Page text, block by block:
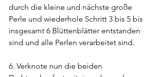
durch die kleine und nächste große
Perle und wiederhole Schritt 3 bis 5 bis
insgesamt 6 Blüttenblätter entstanden
sind und alle Perlen verarbeitet sind.
6. Verknote nun die beiden